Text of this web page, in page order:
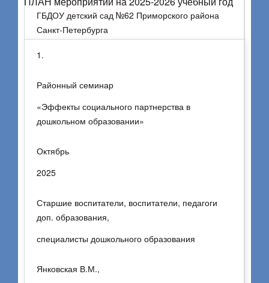
ГБДОУ детский сад №62 Приморского района
Санкт-Петербурга
Руководители, старшие воспитатели,
Районный семинар
«Эффекты социального партнерства в
Регистрация на мероприятие
1.
Районный семинар
«Эффекты социального партнерства в
дошкольном образовании»
Октябрь
2025
Старшие воспитатели, воспитатели, педагоги
доп. образования,
специалисты дошкольного образования
Янковская В.М.,